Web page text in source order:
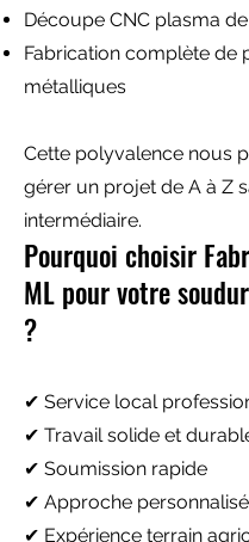
Découpe CNC plasma
Fabrication complète de
métalliques
Cette polyvalence nous
gérer un projet de A à Z
intermédiaire.
Pourquoi choisir
ML pour votre
?
✔ Service local
✔ Travail solide et
✔ Soumission rapide
✔ Approche
✔ Expérience terrain